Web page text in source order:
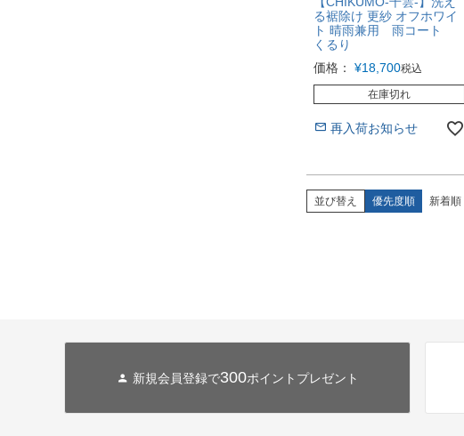
る裾除け 更紗 オフホワイ
ト 晴雨兼用 雨コート
くるり
価格：
¥18,700税込
在庫切れ
再入荷お知らせ
並び替え 優先度順 新着順
新規会員登録で300ポイントプレゼント